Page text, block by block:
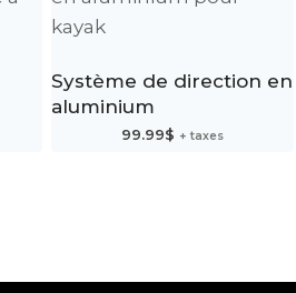
Système de direction en
aluminium
99.99$ + taxes